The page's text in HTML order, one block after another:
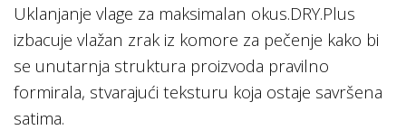
Uklanjanje vlage za maksimalan okus.DRY.Plus
izbacuje vlažan zrak iz komore za pečenje kako bi
se unutarnja struktura proizvoda pravilno
formirala, stvarajući teksturu koja ostaje savršena
satima.